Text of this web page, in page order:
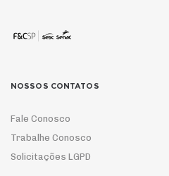
NOSSOS CONTATOS
Fale Conosco
Trabalhe Conosco
Solicitações LGPD